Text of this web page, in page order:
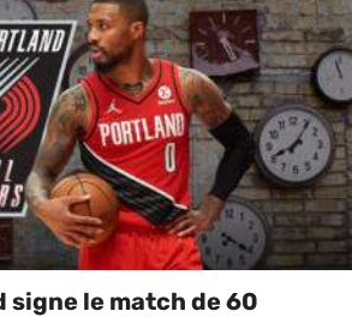
signe le match de 60